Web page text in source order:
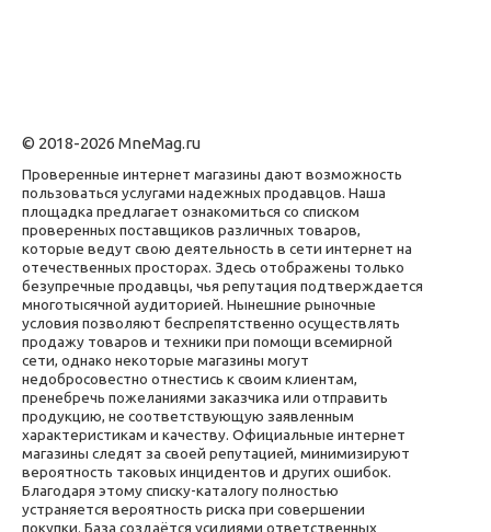
© 2018-2026 MneMag.ru
Проверенные интернет магазины дают возможность
пользоваться услугами надежных продавцов. Наша
площадка предлагает ознакомиться со списком
проверенных поставщиков различных товаров,
которые ведут свою деятельность в сети интернет на
отечественных просторах. Здесь отображены только
безупречные продавцы, чья репутация подтверждается
многотысячной аудиторией. Нынешние рыночные
условия позволяют беспрепятственно осуществлять
продажу товаров и техники при помощи всемирной
сети, однако некоторые магазины могут
недобросовестно отнестись к своим клиентам,
пренебречь пожеланиями заказчика или отправить
продукцию, не соответствующую заявленным
характеристикам и качеству. Официальные интернет
магазины следят за своей репутацией, минимизируют
вероятность таковых инцидентов и других ошибок.
Благодаря этому списку-каталогу полностью
устраняется вероятность риска при совершении
покупки. База создаётся усилиями ответственных